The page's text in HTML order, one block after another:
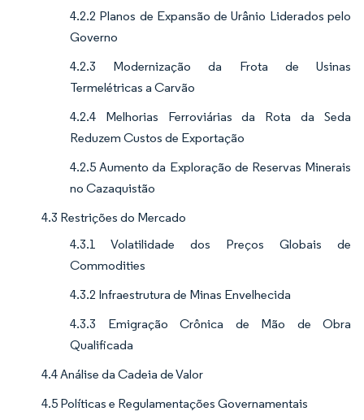
4.2.2 Planos de Expansão de Urânio Liderados pelo
Governo
4.2.3 Modernização da Frota de Usinas
Termelétricas a Carvão
4.2.4 Melhorias Ferroviárias da Rota da Seda
Reduzem Custos de Exportação
4.2.5 Aumento da Exploração de Reservas Minerais
no Cazaquistão
4.3 Restrições do Mercado
4.3.1 Volatilidade dos Preços Globais de
Commodities
4.3.2 Infraestrutura de Minas Envelhecida
4.3.3 Emigração Crônica de Mão de Obra
Qualificada
4.4 Análise da Cadeia de Valor
4.5 Políticas e Regulamentações Governamentais